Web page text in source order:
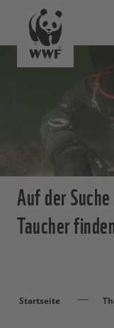
Auf der
Taucher
Startseite